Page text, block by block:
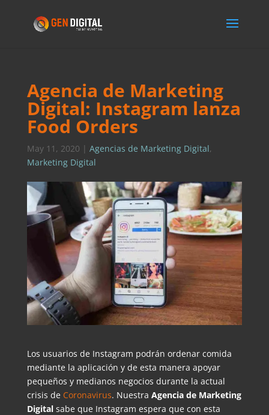
Agencia de Marketing
Digital: Instagram lanza
Food Orders
May 11, 2020 | Agencias de Marketing Digital,
Marketing Digital
Los usuarios de Instagram podrán ordenar comida
mediante la aplicación y de esta manera apoyar
pequeños y medianos negocios durante la actual
crisis de Coronavirus. Nuestra Agencia de Marketing
Digital sabe que Instagram espera que con esta